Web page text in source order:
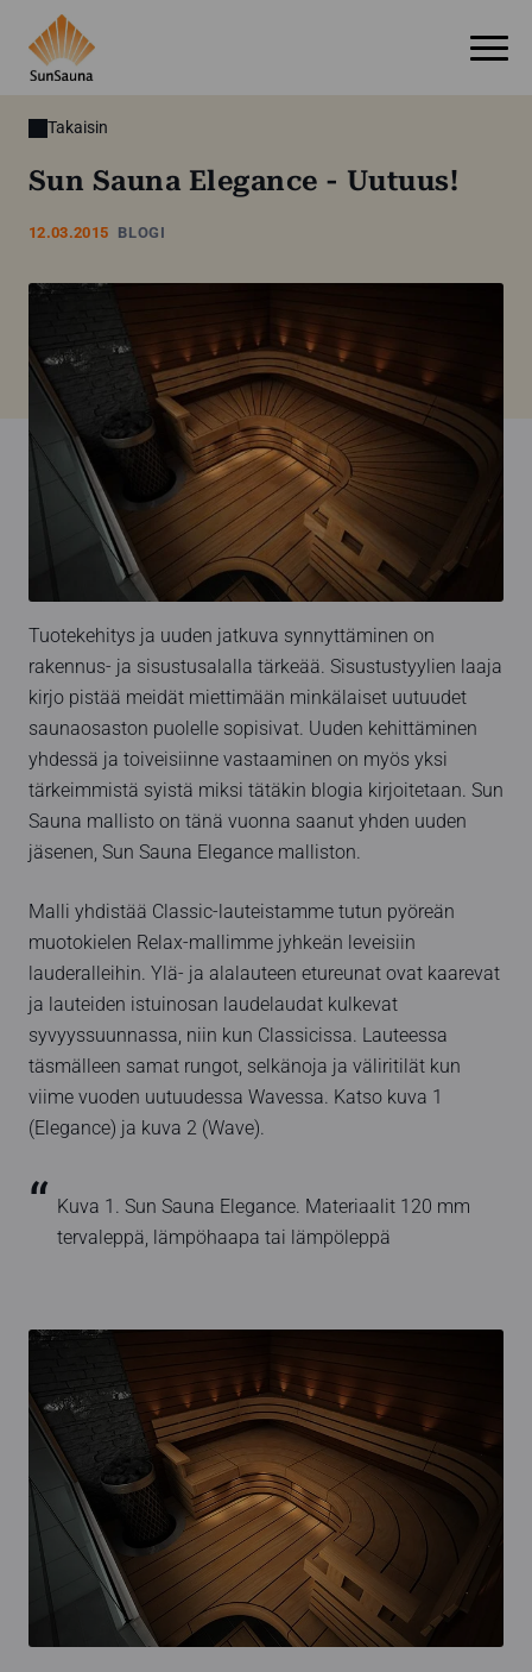
Takaisin
12.03.2015 BLOGI
Sun Sauna Elegance - Uutuus!
Tuotekehitys ja uuden jatkuva synnyttäminen on
rakennus- ja sisustusalalla tärkeää. Sisustustyylien laaja
kirjo pistää meidät miettimään minkälaiset uutuudet
saunaosaston puolelle sopisivat. Uuden kehittäminen
yhdessä ja toiveisiinne vastaaminen on myös yksi
tärkeimmistä syistä miksi tätäkin blogia kirjoitetaan. Sun
Sauna mallisto on tänä vuonna saanut yhden uuden
jäsenen, Sun Sauna Elegance malliston.
Malli yhdistää Classic-lauteistamme tutun pyöreän
muotokielen Relax-mallimme jyhkeän leveisiin
lauderalleihin. Ylä- ja alalauteen etureunat ovat kaarevat
ja lauteiden istuinosan laudelaudat kulkevat
syvyyssuunnassa, niin kun Classicissa. Lauteessa
täsmälleen samat rungot, selkänoja ja väliritilät kun
viime vuoden uutuudessa Wavessa. Katso kuva 1
(Elegance) ja kuva 2 (Wave).
Kuva 1. Sun Sauna Elegance. Materiaalit 120 mm
tervaleppä, lämpöhaapa tai lämpöleppä